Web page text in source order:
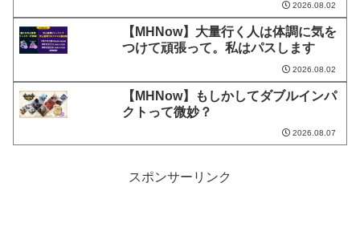
2026.08.02
【MHNow】大量行く人は体調に気を
つけて頑張って。私はパスします
2026.08.02
【MHNow】もしかしてダブルインパ
クトって微妙？
2026.08.07
スポンサーリンク